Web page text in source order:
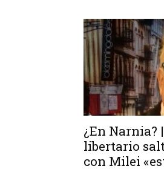
¿En Narnia?
libertario
con Milei